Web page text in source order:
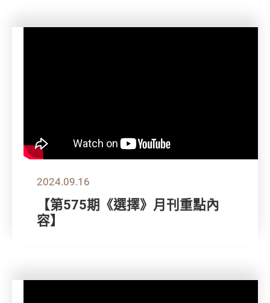
2024.09.16
【第575期《選擇》月刊重點內
容】